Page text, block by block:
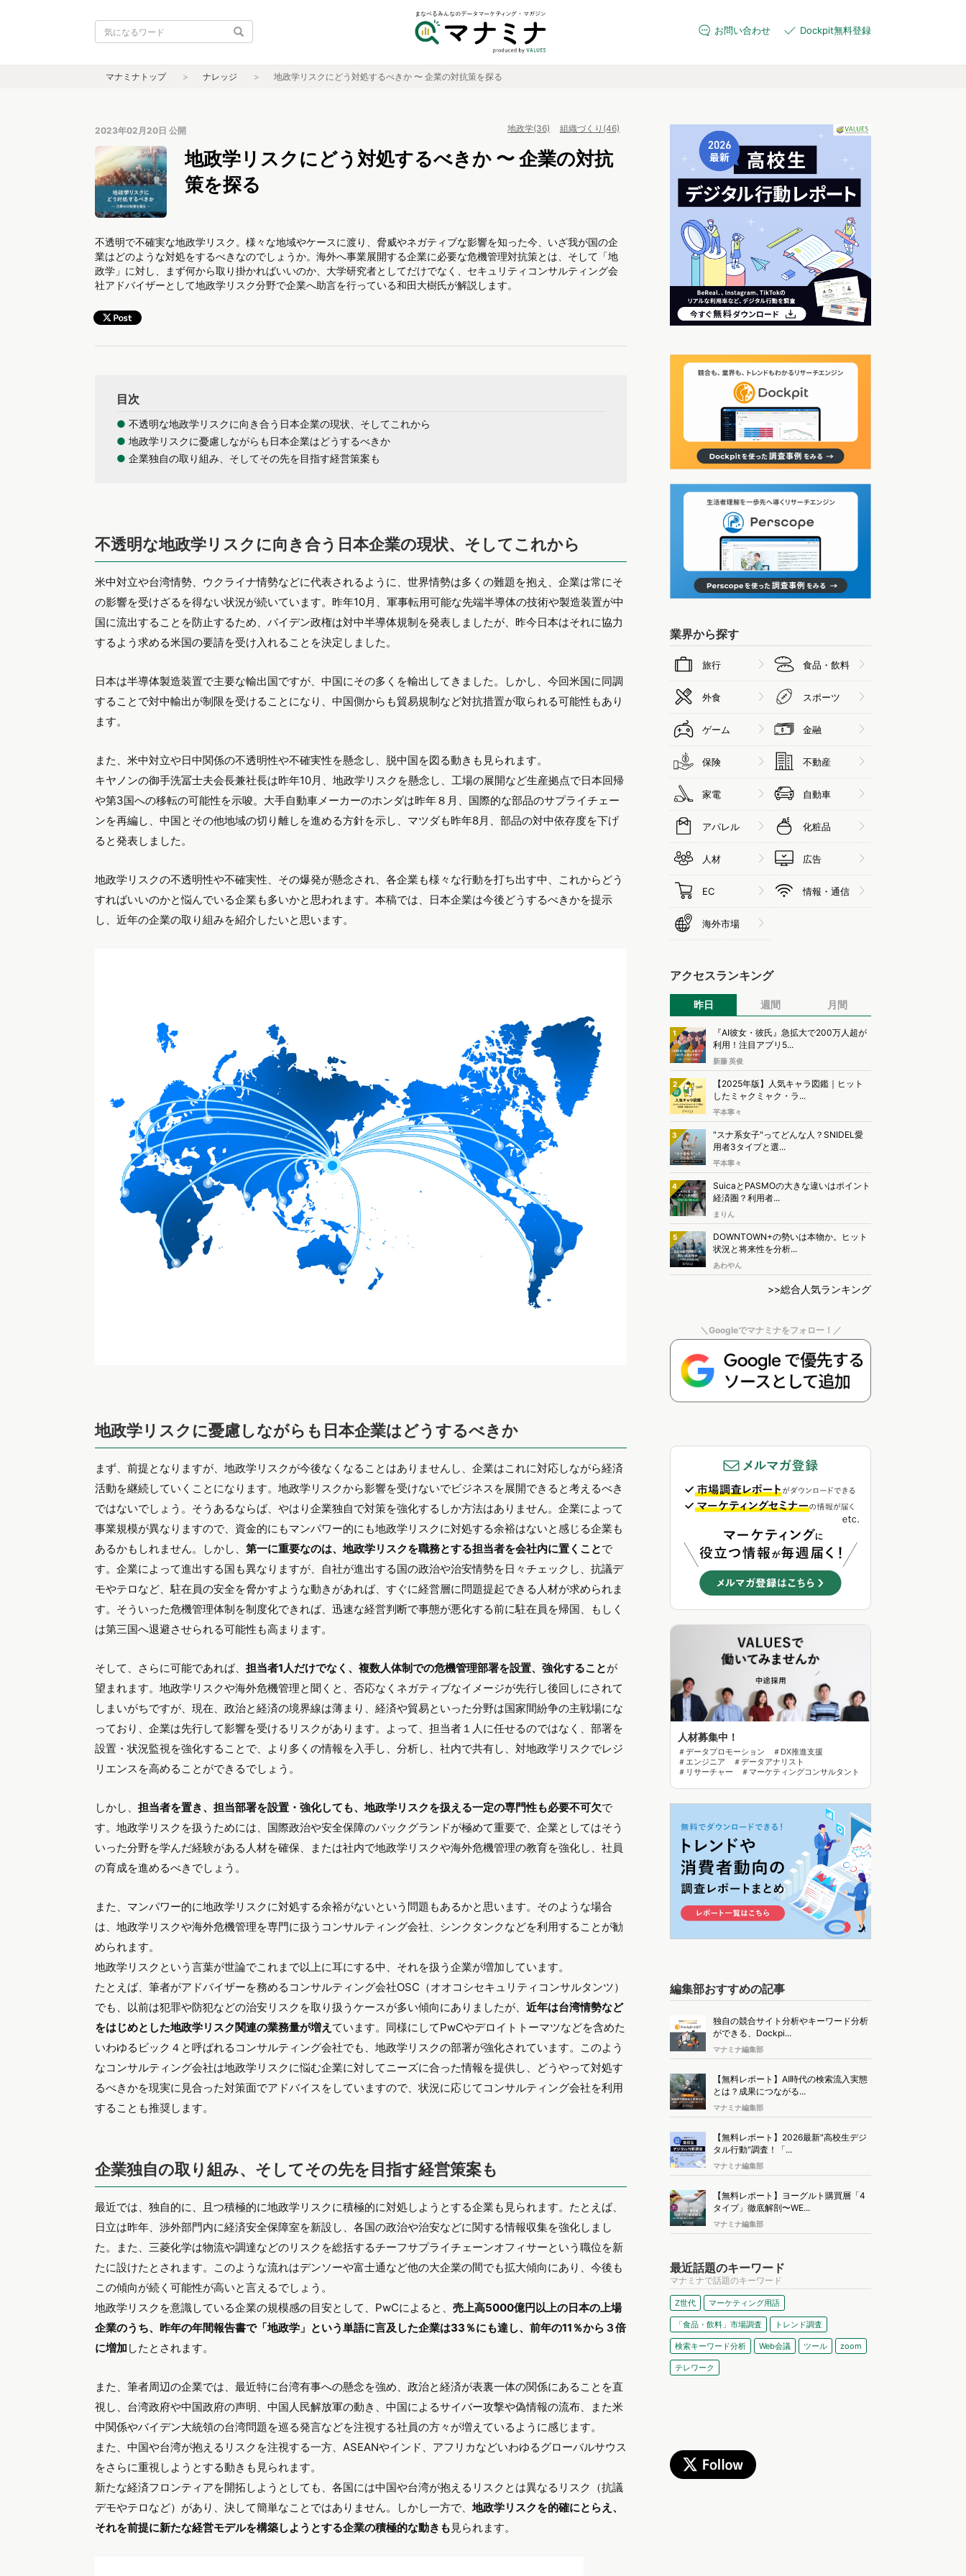
お問い合わせ Dockpit無料登録
マナミナトップ ナレッジ 地政学リスクにどう対処するべきか 〜 企業の対抗策を探る
2023年02月20日 公開 地政学(36) 組織づくり(46)
地政学リスクにどう対処するべきか 〜 企業の対抗
策を探る
不透明で不確実な地政学リスク。様々な地域やケースに渡り、脅威やネガティブな影響を知った今、いざ我が国の企
業はどのような対処をするべきなのでしょうか。海外へ事業展開する企業に必要な危機管理対抗策とは、そして「地
政学」に対し、まず何から取り掛かればいいのか、大学研究者としてだけでなく、セキュリティコンサルティング会
社アドバイザーとして地政学リスク分野で企業へ助言を行っている和田大樹氏が解説します。
目次
● 不透明な地政学リスクに向き合う日本企業の現状、そしてこれから
● 地政学リスクに憂慮しながらも日本企業はどうするべきか
● 企業独自の取り組み、そしてその先を目指す経営策案も
不透明な地政学リスクに向き合う日本企業の現状、そしてこれから
米中対立や台湾情勢、ウクライナ情勢などに代表されるように、世界情勢は多くの難題を抱え、企業は常にそ
の影響を受けざるを得ない状況が続いています。昨年10月、軍事転用可能な先端半導体の技術や製造装置が中
国に流出することを防止するため、バイデン政権は対中半導体規制を発表しましたが、昨今日本はそれに協力
するよう求める米国の要請を受け入れることを決定しました。
日本は半導体製造装置で主要な輸出国ですが、中国にその多くを輸出してきました。しかし、今回米国に同調
することで対中輸出が制限を受けることになり、中国側からも貿易規制など対抗措置が取られる可能性もあり
ます。
また、米中対立や日中関係の不透明性や不確実性を懸念し、脱中国を図る動きも見られます。
キヤノンの御手洗冨士夫会長兼社長は昨年10月、地政学リスクを懸念し、工場の展開など生産拠点で日本回帰
や第3国への移転の可能性を示唆。大手自動車メーカーのホンダは昨年８月、国際的な部品のサプライチェー
ンを再編し、中国とその他地域の切り離しを進める方針を示し、マツダも昨年8月、部品の対中依存度を下げ
ると発表しました。
地政学リスクの不透明性や不確実性、その爆発が懸念され、各企業も様々な行動を打ち出す中、これからどう
すればいいのかと悩んでいる企業も多いかと思われます。本稿では、日本企業は今後どうするべきかを提示
し、近年の企業の取り組みを紹介したいと思います。
地政学リスクに憂慮しながらも日本企業はどうするべきか
まず、前提となりますが、地政学リスクが今後なくなることはありませんし、企業はこれに対応しながら経済
活動を継続していくことになります。地政学リスクから影響を受けないでビジネスを展開できると考えるべき
ではないでしょう。そうあるならば、やはり企業独自で対策を強化するしか方法はありません。企業によって
事業規模が異なりますので、資金的にもマンパワー的にも地政学リスクに対処する余裕はないと感じる企業も
あるかもしれません。しかし、 第一に重要なのは、地政学リスクを職務とする担当者を会社内に置くことで
す。企業によって進出する国も異なりますが、自社が進出する国の政治や治安情勢を日々チェックし、抗議デ
モやテロなど、駐在員の安全を脅かすような動きがあれば、すぐに経営層に問題提起できる人材が求められま
す。そういった危機管理体制を制度化できれば、迅速な経営判断で事態が悪化する前に駐在員を帰国、もしく
は第三国へ退避させられる可能性も高まります。
そして、さらに可能であれば、 担当者1人だけでなく、複数人体制での危機管理部署を設置、強化することが
望まれます。地政学リスクや海外危機管理と聞くと、否応なくネガティブなイメージが先行し後回しにされて
しまいがちですが、現在、政治と経済の境界線は薄まり、経済や貿易といった分野は国家間紛争の主戦場にな
っており、企業は先行して影響を受けるリスクがあります。よって、担当者１人に任せるのではなく、部署を
設置・状況監視を強化することで、より多くの情報を入手し、分析し、社内で共有し、対地政学リスクでレジ
リエンスを高めることができるでしょう。
しかし、 担当者を置き、担当部署を設置・強化しても、地政学リスクを扱える一定の専門性も必要不可欠で
す。地政学リスクを扱うためには、国際政治や安全保障のバックグランドが極めて重要で、企業としてはそう
いった分野を学んだ経験がある人材を確保、または社内で地政学リスクや海外危機管理の教育を強化し、社員
の育成を進めるべきでしょう。
また、マンパワー的に地政学リスクに対処する余裕がないという問題もあるかと思います。そのような場合
は、地政学リスクや海外危機管理を専門に扱うコンサルティング会社、シンクタンクなどを利用することが勧
められます。
地政学リスクという言葉が世論でこれまで以上に耳にする中、それを扱う企業が増加しています。
たとえば、筆者がアドバイザーを務めるコンサルティング会社OSC（オオコシセキュリティコンサルタンツ）
でも、以前は犯罪や防犯などの治安リスクを取り扱うケースが多い傾向にありましたが、 近年は台湾情勢など
をはじめとした地政学リスク関連の業務量が増え ています。同様にしてPwCやデロイトトーマツなどを含めた
いわゆるビック４と呼ばれるコンサルティング会社でも、地政学リスクの部署が強化されています。このよう
なコンサルティング会社は地政学リスクに悩む企業に対してニーズに合った情報を提供し、どうやって対処す
るべきかを現実に見合った対策面でアドバイスをしていますので、状況に応じてコンサルティング会社を利用
することも推奨します。
企業独自の取り組み、そしてその先を目指す経営策案も
最近では、独自的に、且つ積極的に地政学リスクに積極的に対処しようとする企業も見られます。たとえば、
日立は昨年、渉外部門内に経済安全保障室を新設し、各国の政治や治安などに関する情報収集を強化しまし
た。また、三菱化学は物流や調達などのリスクを総括するチーフサプライチェーンオフィサーという職位を新
たに設けたとされます。このような流れはデンソーや富士通など他の大企業の間でも拡大傾向にあり、今後も
この傾向が続く可能性が高いと言えるでしょう。
地政学リスクを意識している企業の規模感の目安として、PwCによると、 売上高5000億円以上の日本の上場
企業のうち、昨年の年間報告書で「地政学」という単語に言及した企業は33％にも達し、前年の11％から３倍
に増加 したとされます。
また、筆者周辺の企業では、最近特に台湾有事への懸念を強め、政治と経済が表裏一体の関係にあることを直
視し、台湾政府や中国政府の声明、中国人民解放軍の動き、中国によるサイバー攻撃や偽情報の流布、また米
中関係やバイデン大統領の台湾問題を巡る発言などを注視する社員の方々が増えているように感じます。
また、中国や台湾が抱えるリスクを注視する一方、ASEANやインド、アフリカなどいわゆるグローバルサウス
をさらに重視しようとする動きも見られます。
新たな経済フロンティアを開拓しようとしても、各国には中国や台湾が抱えるリスクとは異なるリスク（抗議
デモやテロなど）があり、決して簡単なことではありません。しかし一方で、地政学リスクを的確にとらえ、
それを前提に新たな経営モデルを構築しようとする企業の積極的な動きも 見られます。
業界から探す
旅行 食品・飲料
外食 スポーツ
ゲーム 金融
保険 不動産
家電 自動車
アパレル 化粧品
人材 広告
EC 情報・通信
海外市場
アクセスランキング
昨日 週間 月間
1
『AI彼女・彼氏』急拡大で200万人超が
利用！注目アプリ5...
新藤 英俊
2
【2025年版】人気キャラ図鑑｜ヒット
したミャクミャク・ラ...
平本寧々
3
"スナ系女子"ってどんな人？SNIDEL愛
用者3タイプと選...
平本寧々
4
SuicaとPASMOの大きな違いはポイント
経済圏？利用者...
まりん
5
DOWNTOWN+の勢いは本物か。ヒット
状況と将来性を分析...
あわやん
>>総合人気ランキング
＼Googleでマナミナをフォロー！／
人材募集中！
＃データプロモーション ＃DX推進支援
＃エンジニア ＃データアナリスト
＃リサーチャー ＃マーケティングコンサルタント
編集部おすすめの記事
独自の競合サイト分析やキーワード分析
ができる、Dockpi...
マナミナ編集部
【無料レポート】AI時代の検索流入実態
とは？成果につながる...
マナミナ編集部
【無料レポート】2026最新"高校生デジ
タル行動"調査！「...
マナミナ編集部
【無料レポート】ヨーグルト購買層「4
タイプ」徹底解剖〜WE...
マナミナ編集部
最近話題のキーワード
マナミナで話題のキーワード
Z世代 マーケティング用語
「食品・飲料」市場調査 トレンド調査
検索キーワード分析 Web会議 ツール zoom
テレワーク